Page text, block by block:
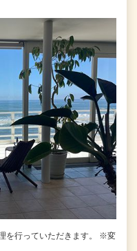
を行っていただきます。 ※変